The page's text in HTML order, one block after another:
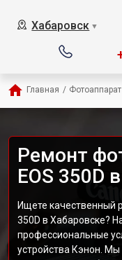
Хабаровск ▼
Главная / Фотоаппарат
Ремонт
EOS 350D
Ищете качественный
350D в Хабаровске?
профессиональные
устройства Кэнон.